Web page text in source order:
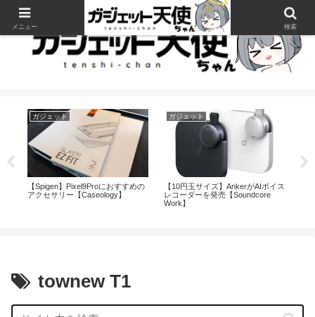
ガジェット
【Spigen】Pixel9Proにおすすめの
アクセサリー【Caseology】
ガジェット
【10円玉サイズ】AnkerがAIボイス
レコーダーを発売【Soundcore
Work】
townew T1
メニュー 検索